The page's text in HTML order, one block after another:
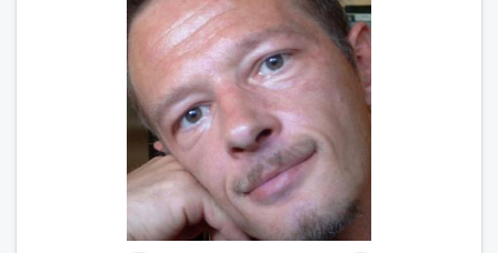
et /ou qualités: émotif, sensible, impulsif dans mes
choix ( mais je sais relativiser selon les situations),
réservé , toujours optimiste, quelquefois un petit
manque de confiance en moi . Je suis loyal,
honnête, pas toujours patient mais très intègre et
d'une humeur très joyeuse.